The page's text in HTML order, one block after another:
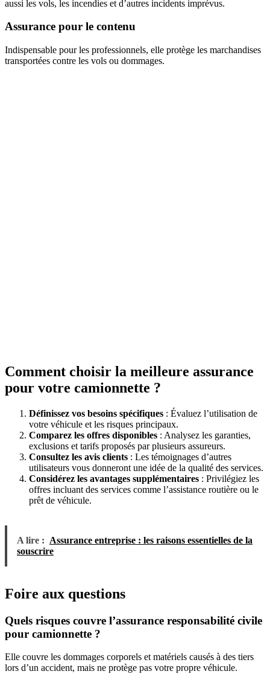
aussi les vols, les incendies et d’autres incidents imprévus.
Assurance pour le contenu
Indispensable pour les professionnels, elle protège les marchandises
transportées contre les vols ou dommages.
Comment choisir la meilleure assurance
pour votre camionnette ?
Définissez vos besoins spécifiques : Évaluez l’utilisation de
votre véhicule et les risques principaux.
Comparez les offres disponibles : Analysez les garanties,
exclusions et tarifs proposés par plusieurs assureurs.
Consultez les avis clients : Les témoignages d’autres
utilisateurs vous donneront une idée de la qualité des services.
Considérez les avantages supplémentaires : Privilégiez les
offres incluant des services comme l’assistance routière ou le
prêt de véhicule.
A lire : Assurance entreprise : les raisons essentielles de la
souscrire
Foire aux questions
Quels risques couvre l’assurance responsabilité civile
pour camionnette ?
Elle couvre les dommages corporels et matériels causés à des tiers
lors d’un accident, mais ne protège pas votre propre véhicule.